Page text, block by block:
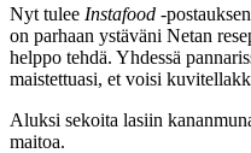
Nyt tulee Instafood -
on parhaan ystäväni Netan
helppo tehdä. Yhdessä
maistettuasi, et voisi
Aluksi sekoita lasiin
maitoa.